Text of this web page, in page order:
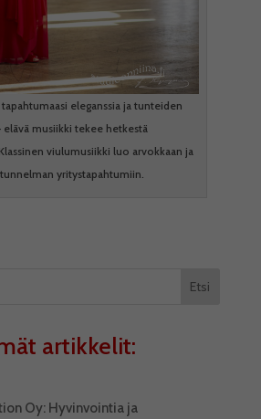
eleganssia ja tunteiden
elävä musiikki tekee hetkestä
viulumusiikki luo arvokkaan ja
yritystapahtumiin.
Etsi
artikkelit:
Oy: Hyvinvointia ja